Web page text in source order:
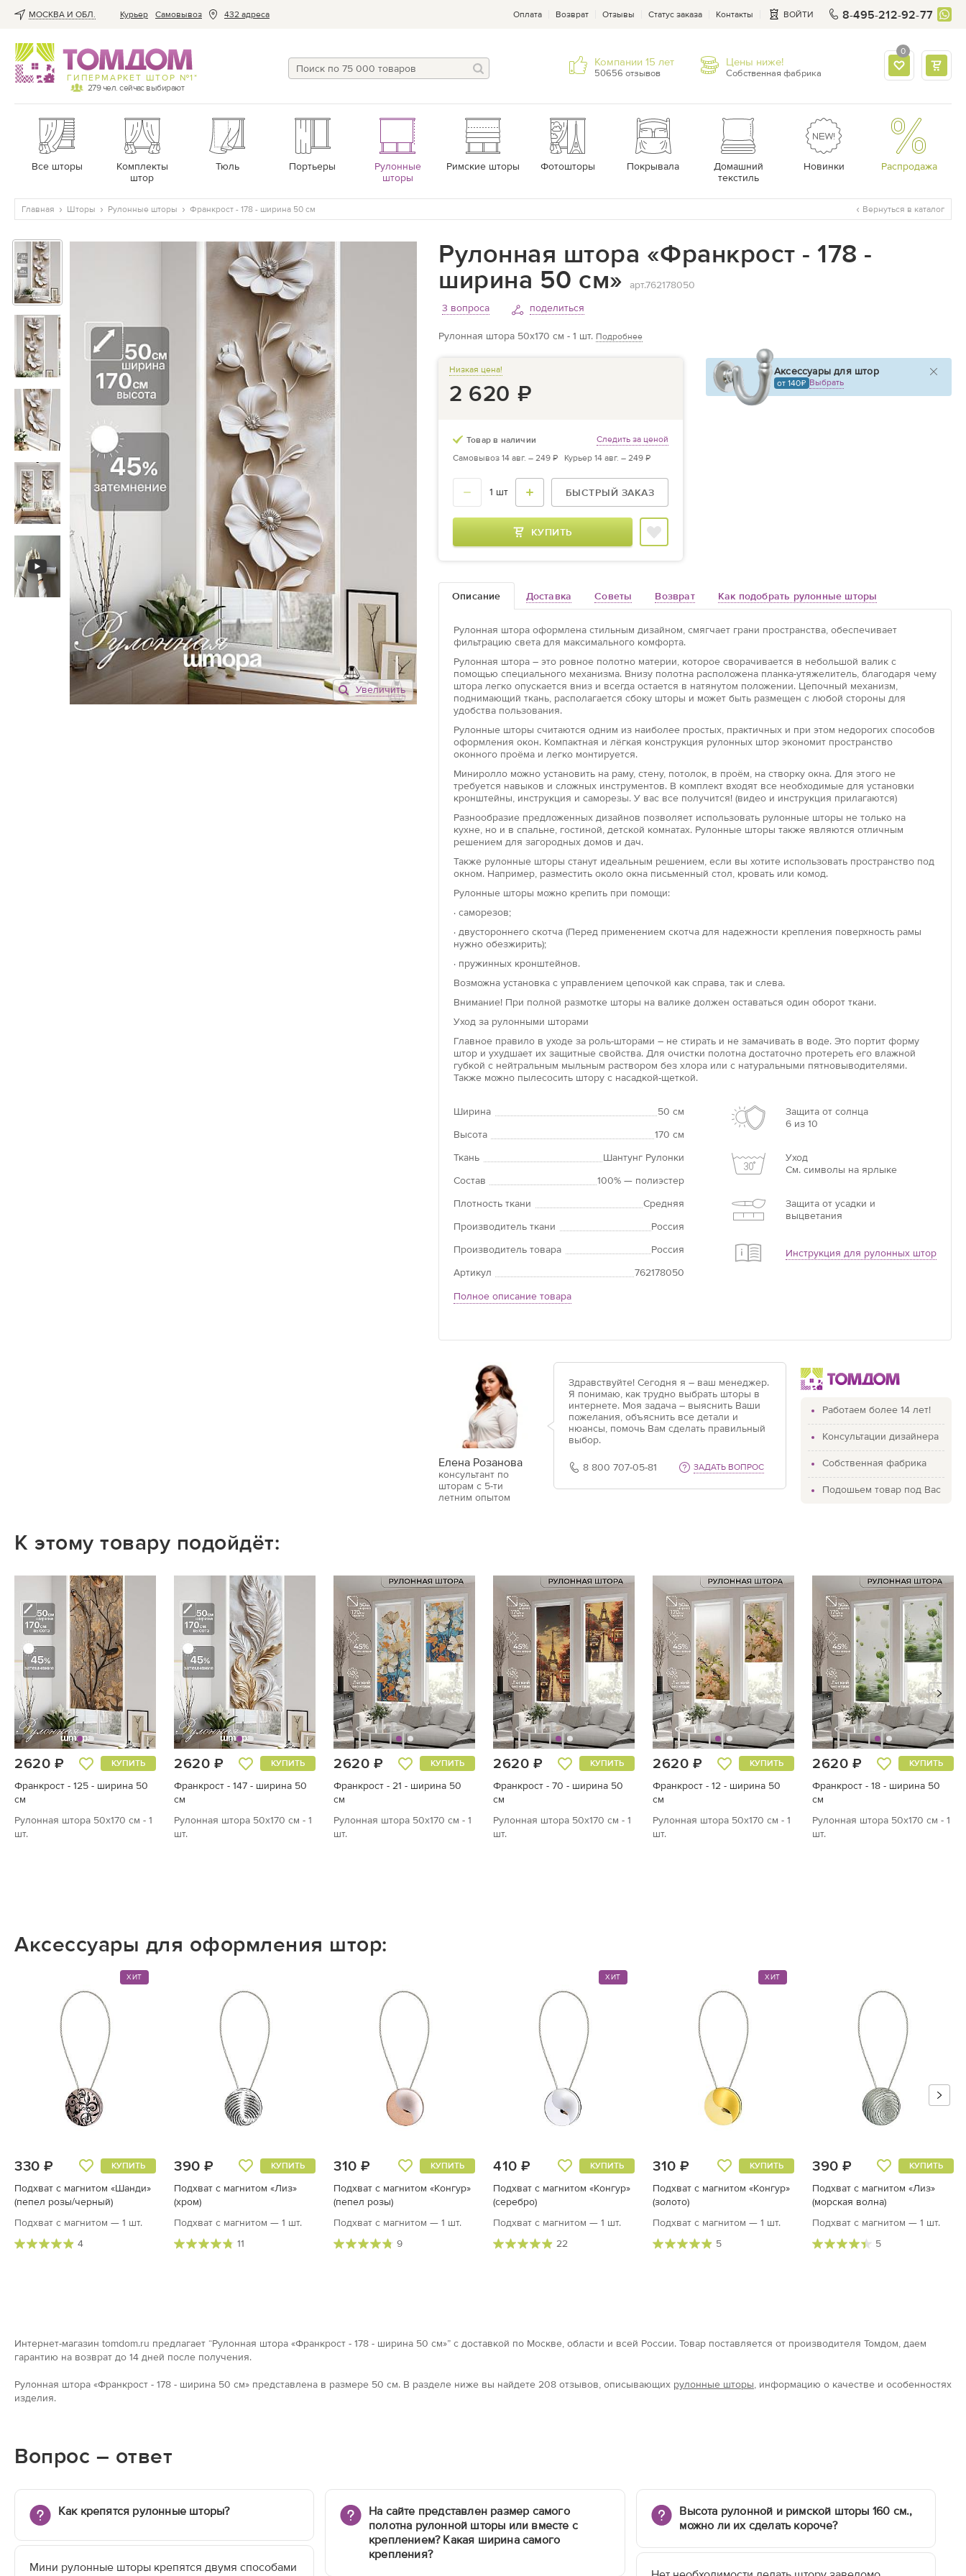
МОСКВА И ОБЛ. Курьер Cамовывоз 432 адреса Оплата Возврат Отзывы Статус заказа Контакты ВОЙТИ 8-495-212-92-77
ГИПЕРМАРКЕТ ШТОР №1*
279чел. сейчас выбирают
Компании 15 лет
50656 отзывов
Цены ниже!
Собственная фабрика
0
Все шторы
Комплекты
штор
Тюль Портьеры
Рулонные
шторы
Римские шторы Фотошторы Покрывала
Домашний
текстиль
Новинки Распродажа
Главная Шторы Рулонные шторы Франкрост - 178 - ширина 50 см Вернуться в каталог
Увеличить Увеличить
Рулонная штора «Франкрост - 178 -
ширина 50 см»
арт.762178050
3 вопроса
поделиться
Рулонная штора 50х170 см - 1 шт. Подробнее
Низкая цена!
2 620 ₽
Товар в наличии
Следить за ценой
Самовывоз 14 авг. – 249 ₽ Курьер 14 авг. – 249 ₽
БЫСТРЫЙ ЗАКАЗ
КУПИТЬ
Аксессуары для штор
от 140 Выбрать
Описание Доставка Cоветы Возврат Как подобрать рулонные шторы
Рулонная штора оформлена стильным дизайном, смягчает грани пространства, обеспечивает
фильтрацию света для максимального комфорта.
Рулонная штора – это ровное полотно материи, которое сворачивается в небольшой валик с
помощью специального механизма. Внизу полотна расположена планка-утяжелитель, благодаря чему
штора легко опускается вниз и всегда остается в натянутом положении. Цепочный механизм,
поднимающий ткань, располагается сбоку шторы и может быть размещен с любой стороны для
удобства пользования.
Рулонные шторы считаются одним из наиболее простых, практичных и при этом недорогих способов
оформления окон. Компактная и лёгкая конструкция рулонных штор экономит пространство
оконного проёма и легко монтируется.
Миниролло можно установить на раму, стену, потолок, в проём, на створку окна. Для этого не
требуется навыков и сложных инструментов. В комплект входят все необходимые для установки
кронштейны, инструкция и саморезы. У вас все получится! (видео и инструкция прилагаются)
Разнообразие предложенных дизайнов позволяет использовать рулонные шторы не только на
кухне, но и в спальне, гостиной, детской комнатах. Рулонные шторы также являются отличным
решением для загородных домов и дач.
Также рулонные шторы станут идеальным решением, если вы хотите использовать пространство под
окном. Например, разместить около окна письменный стол, кровать или комод.
Рулонные шторы можно крепить при помощи:
· саморезов;
· двустороннего скотча (Перед применением скотча для надежности крепления поверхность рамы
нужно обезжирить);
· пружинных кронштейнов.
Возможна установка с управлением цепочкой как справа, так и слева.
Внимание! При полной размотке шторы на валике должен оставаться один оборот ткани.
Уход за рулонными шторами
Главное правило в уходе за роль-шторами – не стирать и не замачивать в воде. Это портит форму
штор и ухудшает их защитные свойства. Для очистки полотна достаточно протереть его влажной
губкой с нейтральным мыльным раствором без хлора или с натуральными пятновыводителями.
Также можно пылесосить штору с насадкой-щеткой.
Ширина
50 см
Высота
170 см
Ткань
Шантунг Рулонки
Состав
100% — полиэстер
Плотность ткани
Средняя
Производитель ткани
Россия
Производитель товара
Россия
Артикул
762178050
Полное описание товара
Защита от солнца
6 из 10
Уход
См. символы на ярлыке
Защита от усадки и
выцветания
Инструкция для рулонных штор
Открытого типа
конструкцию, состоящую из верхнего вала, полотна, нижней
направляющей планки и цепочки для управления. Крепление такой
роллеты возможно к стене над окном, к потолку или внутри оконного
проема.
Закрытого типа
Конструкция работает по такому же принципу, как и открытая роллета –
текстильное полотно накручивается на вал при помощи подъемного
направляющих планок с двух сторон полотна и короба, закрывающего вал.
Благодаря такому устройству штора хорошо держит форму и надежно
защищает от проникновения солнечных лучей в опущенном виде.
Модель «мини»
установки. Мини-шторы предназначены для декорирования пластиковых
изделия не требуется. Вал, на который накручивается полотно, имеет
клейкую основу, которую легко зафиксировать на чистой пластиковой
Рольшторы «ловолайт»
Преимущество данной модели в том, что конструкция автоматическая,
положение полотна можно менять при помощи пульта управления.
панорамным остеклением, для оформления больших или труднодоступных
Елена Розанова
консультант по
шторам с 5-ти
летним опытом
Здравствуйте! Сегодня я – ваш менеджер.
Я понимаю, как трудно выбрать шторы в
интернете. Моя задача – выяснить Ваши
пожелания, объяснить все детали и
нюансы, помочь Вам сделать правильный
выбор.
8 800 707-05-81 ЗАДАТЬ ВОПРОС
Работаем более 14 лет!
Консультации дизайнера
Собственная фабрика
Подошьем товар под Вас
К этому товару подойдёт:
2620 ₽ КУПИТЬ
Франкрост - 125 - ширина 50
см
Рулонная штора 50х170 см - 1
шт.
2620 ₽ КУПИТЬ
Франкрост - 147 - ширина 50
см
Рулонная штора 50х170 см - 1
шт.
2620 ₽ КУПИТЬ
Франкрост - 21 - ширина 50
см
Рулонная штора 50х170 см - 1
шт.
2620 ₽ КУПИТЬ
Франкрост - 70 - ширина 50
см
Рулонная штора 50х170 см - 1
шт.
2620 ₽ КУПИТЬ
Франкрост - 12 - ширина 50
см
Рулонная штора 50х170 см - 1
шт.
2620 ₽ КУПИТЬ
Франкрост - 18 - ширина 50
см
Рулонная штора 50х170 см - 1
шт.
Аксессуары для оформления штор:
ХИТ
330 ₽ КУПИТЬ
Подхват с магнитом «Шанди»
(пепел розы/черный)
Подхват с магнитом — 1 шт.
4
390 ₽ КУПИТЬ
Подхват с магнитом «Лиз»
(хром)
Подхват с магнитом — 1 шт.
11
310 ₽ КУПИТЬ
Подхват с магнитом «Конгур»
(пепел розы)
Подхват с магнитом — 1 шт.
9
ХИТ
410 ₽ КУПИТЬ
Подхват с магнитом «Конгур»
(серебро)
Подхват с магнитом — 1 шт.
22
ХИТ
310 ₽ КУПИТЬ
Подхват с магнитом «Конгур»
(золото)
Подхват с магнитом — 1 шт.
5
390 ₽ КУПИТЬ
Подхват с магнитом «Лиз»
(морская волна)
Подхват с магнитом — 1 шт.
5
Интернет-магазин tomdom.ru предлагает “Рулонная штора «Франкрост - 178 - ширина 50 см»” с доставкой по Москве, области и всей России. Товар поставляется от производителя Томдом, даем
гарантию на возврат до 14 дней после получения.
Рулонная штора «Франкрост - 178 - ширина 50 см» представлена в размерe 50 см. В разделе ниже вы найдете 208 отзывов, описывающих рулонные шторы, информацию о качестве и особенностях
изделия.
Вопрос – ответ
Как крепятся рулонные шторы?
Мини рулонные шторы крепятся двумя способами
На сайте представлен размер самого
полотна рулонной шторы или вместе с
креплением? Какая ширина самого
крепления?
Высота рулонной и римской шторы 160 см.,
можно ли их сделать короче?